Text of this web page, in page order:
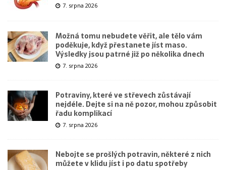
7. srpna 2026
Možná tomu nebudete věřit, ale tělo vám
poděkuje, když přestanete jíst maso.
Výsledky jsou patrné již po několika dnech
7. srpna 2026
Potraviny, které ve střevech zůstávají
nejdéle. Dejte si na ně pozor, mohou způsobit
řadu komplikací
7. srpna 2026
Nebojte se prošlých potravin, některé z nich
můžete v klidu jíst i po datu spotřeby